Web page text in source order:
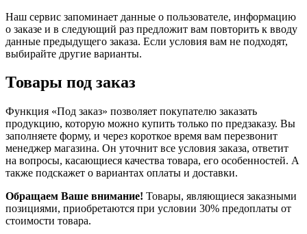
Наш сервис запоминает данные о пользователе, информацию
о заказе и в следующий раз предложит вам повторить к вводу
данные предыдущего заказа. Если условия вам не подходят,
выбирайте другие варианты.
Товары под заказ
Функция «Под заказ» позволяет покупателю заказать
продукцию, которую можно купить только по предзаказу. Вы
заполняете форму, и через короткое время вам перезвонит
менеджер магазина. Он уточнит все условия заказа, ответит
на вопросы, касающиеся качества товара, его особенностей. А
также подскажет о вариантах оплаты и доставки.
Обращаем Ваше внимание! Товары, являющиеся заказными
позициями, приобретаются при условии 30% предоплаты от
стоимости товара.